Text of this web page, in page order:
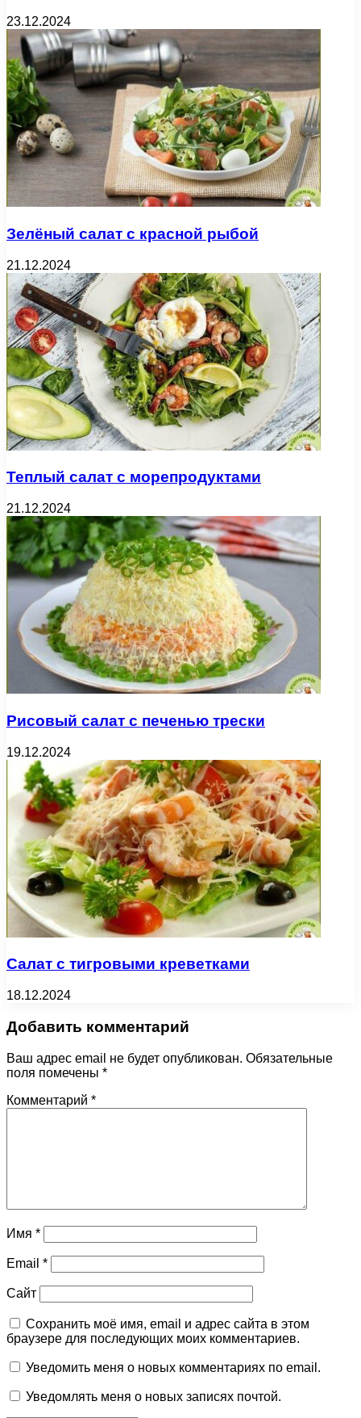
23.12.2024
Зелёный салат с красной рыбой
21.12.2024
Теплый салат с морепродуктами
21.12.2024
Рисовый салат с печенью трески
19.12.2024
Салат с тигровыми креветками
18.12.2024
Добавить комментарий
Ваш адрес email не будет опубликован. Обязательные
поля помечены *
Комментарий *
Имя *
Email *
Сайт
Сохранить моё имя, email и адрес сайта в этом
браузере для последующих моих комментариев.
Уведомить меня о новых комментариях по email.
Уведомлять меня о новых записях почтой.